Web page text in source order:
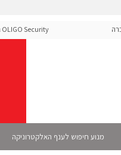
מנוע חיפוש לענף האלקטרוניקה